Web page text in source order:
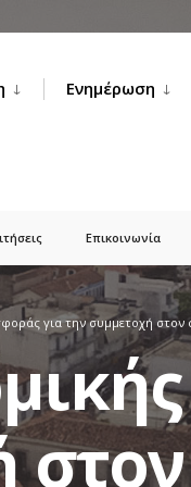
Ενημέρωση
Επικοινωνία
για την συμμετοχή